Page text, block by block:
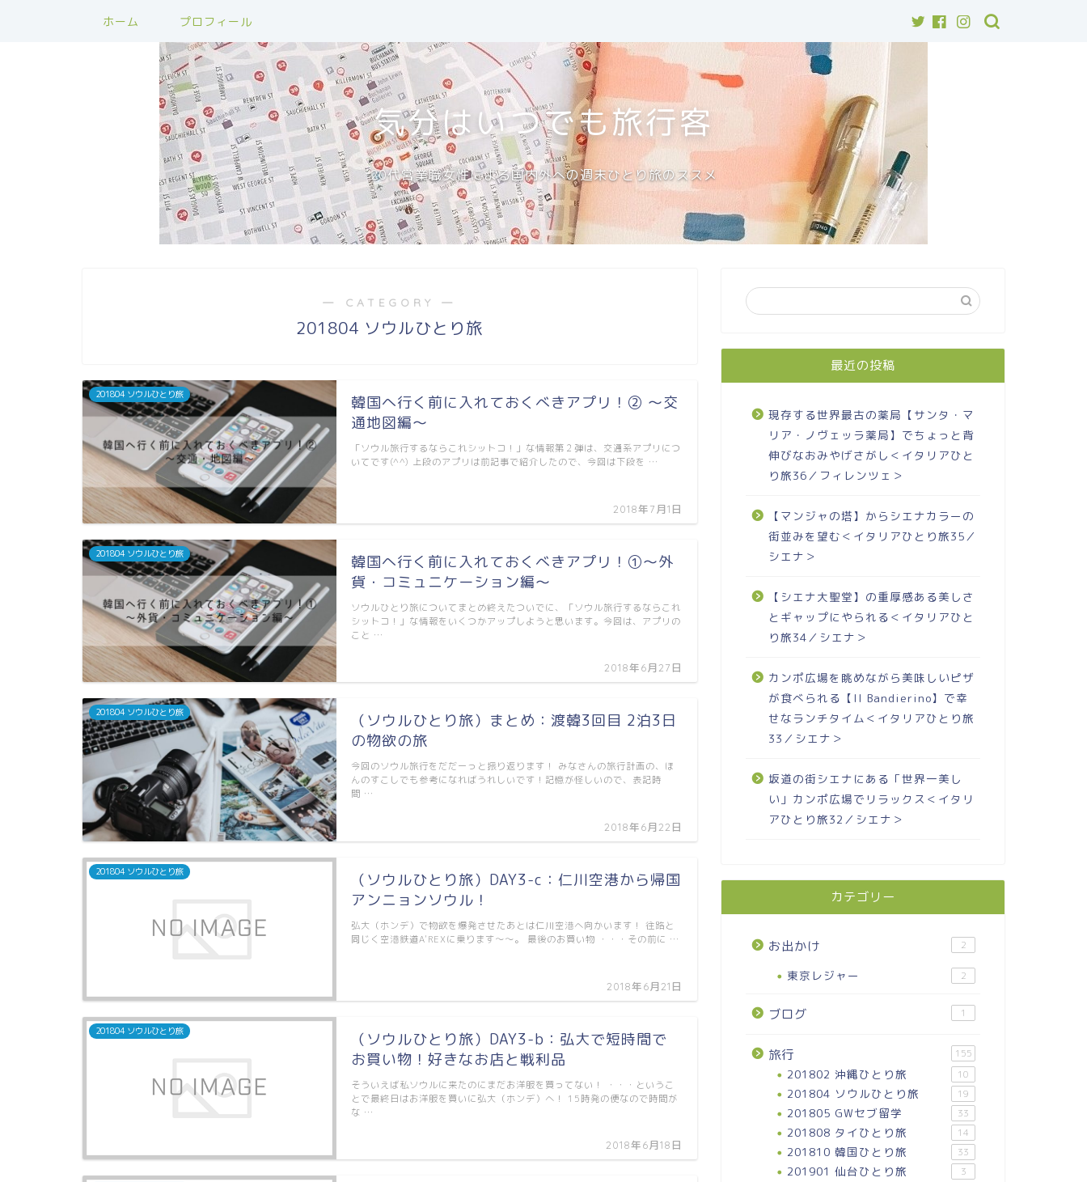
ホーム プロフィール
気分はいつでも旅行客
20代営業職女性による国内外への週末ひとり旅のススメ
― CATEGORY ―
201804 ソウルひとり旅
201804 ソウルひとり旅
韓国へ行く前に入れておくべきアプリ！② ～交
通地図編～
2018年7月1日
「ソウル旅行するならこれシットコ！」な情報第２弾は、交通系アプリにつ
いてです(^^) 上段のアプリは前記事で紹介したので、今回は下段を …
201804 ソウルひとり旅
韓国へ行く前に入れておくべきアプリ！①～外
貨・コミュニケーション編～
2018年6月27日
ソウルひとり旅についてまとめ終えたついでに、「ソウル旅行するならこれ
シットコ！」な情報をいくつかアップしようと思います。今回は、アプリの
こと …
201804 ソウルひとり旅
（ソウルひとり旅）まとめ：渡韓3回目 2泊3日
の物欲の旅
2018年6月22日
今回のソウル旅行をだだーっと振り返ります！ みなさんの旅行計画の、ほ
んのすこしでも参考になればうれしいです！記憶が怪しいので、表記時
間 …
201804 ソウルひとり旅
（ソウルひとり旅）DAY3-c：仁川空港から帰国
アンニョンソウル！
2018年6月21日
弘大（ホンデ）で物欲を爆発させたあとは仁川空港へ向かいます！ 往路と
同じく空港鉄道A'REXに乗ります～～。 最後のお買い物 ・・・その前に …
201804 ソウルひとり旅
（ソウルひとり旅）DAY3-b：弘大で短時間で
お買い物！好きなお店と戦利品
2018年6月18日
そういえば私ソウルに来たのにまだお洋服を買ってない！ ・・・というこ
とで最終日はお洋服を買いに弘大（ホンデ）へ！ 15時発の便なので時間が
な …
最近の投稿
現存する世界最古の薬局【サンタ・マ
リア・ノヴェッラ薬局】でちょっと背
伸びなおみやげさがし＜イタリアひと
り旅36／フィレンツェ＞
【マンジャの塔】からシエナカラーの
街並みを望む＜イタリアひとり旅35／
シエナ＞
【シエナ大聖堂】の重厚感ある美しさ
とギャップにやられる＜イタリアひと
り旅34／シエナ＞
カンポ広場を眺めながら美味しいピザ
が食べられる【Il Bandierino】で幸
せなランチタイム＜イタリアひとり旅
33／シエナ＞
坂道の街シエナにある「世界一美し
い」カンポ広場でリラックス＜イタリ
アひとり旅32／シエナ＞
カテゴリー
お出かけ 2
東京レジャー 2
ブログ 1
旅行 155
201802 沖縄ひとり旅 10
201804 ソウルひとり旅 19
201805 GWセブ留学 33
201808 タイひとり旅 14
201810 韓国ひとり旅 33
201901 仙台ひとり旅 3